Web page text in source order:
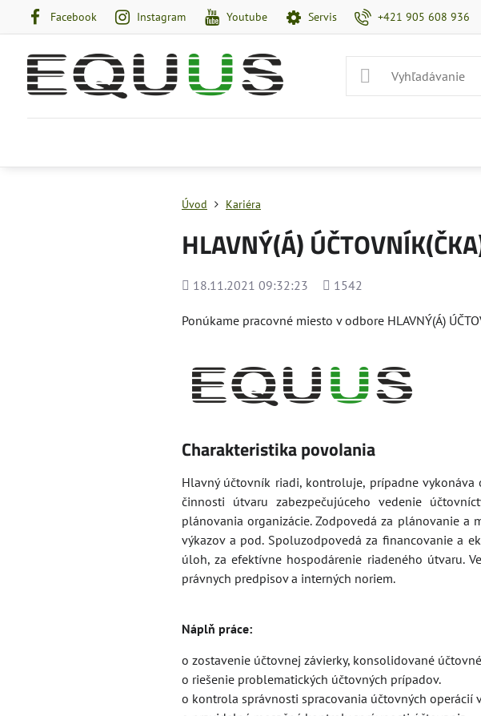
Facebook Instagram Youtube Servis +421 905 608 936
Úvod Kariéra
HLAVNÝ(Á)
Pridané
18.11.2021 09:32:23
Počet
1542
Ponúkame pracovné miesto v odbore HLAVNÝ(Á)
Charakteristika povolania
Hlavný účtovník riadi, kontroluje, prípadne
činnosti útvaru zabezpečujúceho vedenie
plánovania organizácie. Zodpovedá za plánovanie a
výkazov a pod. Spoluzodpovedá za financovanie a
úloh, za efektívne hospodárenie riadeného útvaru.
právnych predpisov a interných noriem.
Náplň práce:
o zostavenie účtovnej závierky, konsolidované
o riešenie problematických účtovných prípadov.
o kontrola správnosti spracovania účtovných operácií